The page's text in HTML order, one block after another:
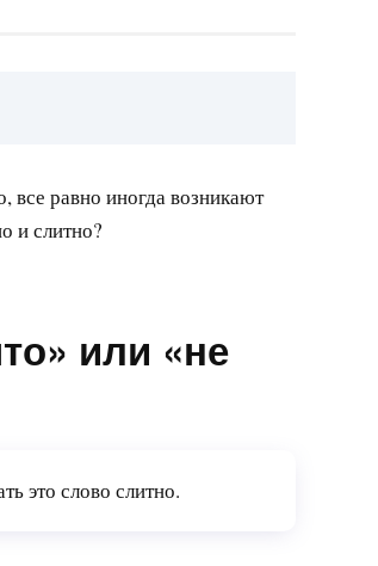
все равно иногда возникают
и слитно?
или «не
это слово слитно.